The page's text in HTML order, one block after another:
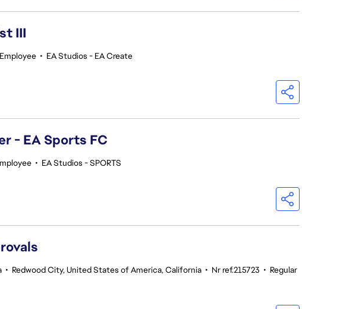
III
• EA Studios - EA Create
- EA Sports FC
• EA Studios - SPORTS
• Redwood City, United States of America, California • Nr ref.215723 • Regular